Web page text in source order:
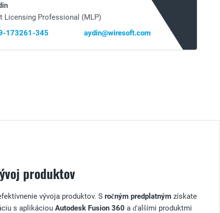
Licensing Professional (MLP)
173261-345
aydin@wiresoft.com
produktov
vývoja produktov. S ročným predplatným získate
s aplikáciou Autodesk Fusion 360 a ďalšími produktmi